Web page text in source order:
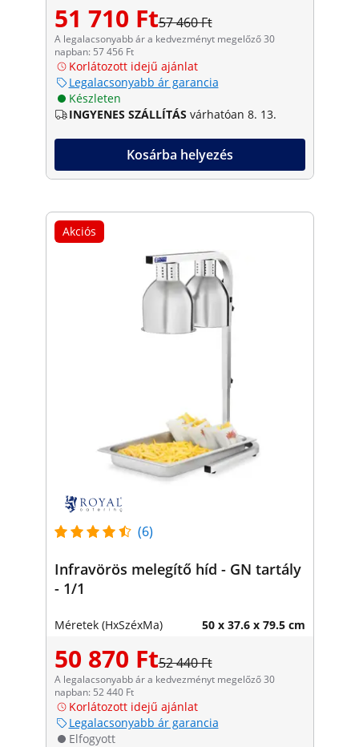
51 710 Ft57 460 Ft
A legalacsonyabb ár a kedvezményt megelőző 30
napban: 57 456 Ft
Korlátozott idejű ajánlat
Legalacsonyabb ár garancia
Készleten
INGYENES SZÁLLÍTÁS várhatóan 8. 13.
Kosárba helyezés
Akciós
(6)
Infravörös melegítő híd - GN tartály
- 1/1
Méretek (HxSzéxMa) 50 x 37.6 x 79.5 cm
50 870 Ft52 440 Ft
A legalacsonyabb ár a kedvezményt megelőző 30
napban: 52 440 Ft
Korlátozott idejű ajánlat
Legalacsonyabb ár garancia
Elfogyott